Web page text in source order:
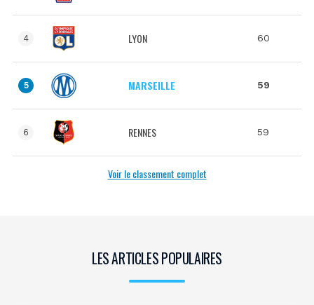
4 LYON 60
5 MARSEILLE 59
6 RENNES 59
Voir le classement complet
LES ARTICLES POPULAIRES